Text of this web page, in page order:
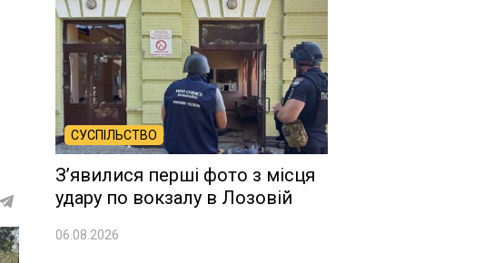
СУСПІЛЬСТВО
Зʼявилися перші фото з місця
удару по вокзалу в Лозовій
06.08.2026